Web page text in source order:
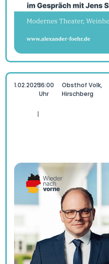
1.02.2025
|
16:00
Uhr
Obsthof Volk,
Hirschberg